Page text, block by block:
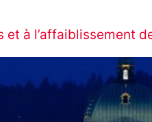
à l’affaiblissement